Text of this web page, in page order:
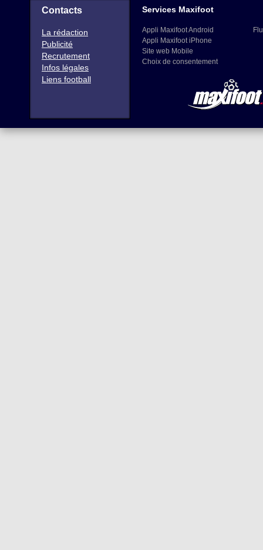
Contacts
La rédaction
Publicité
Recrutement
Infos légales
Liens football
Services Maxifoot
Appli Maxifoot Android
Appli Maxifoot iPhone
Site web Mobile
Choix de consentement